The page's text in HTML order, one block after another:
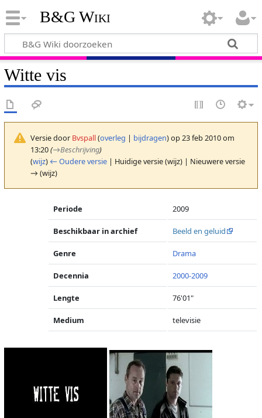
B&G Wiki
Witte vis
Versie door Bvspall(overleg | bijdragen)op 23 feb 2010 om
13:20(→Beschrijving)
(wijz) ← Oudere versie| Huidige versie (wijz) | Nieuwere versie
→ (wijz)
Periode 2009
Beschikbaar in archief Beeld en geluid
Genre Drama
Decennia 2000-2009
Lengte 76'01"
Medium televisie